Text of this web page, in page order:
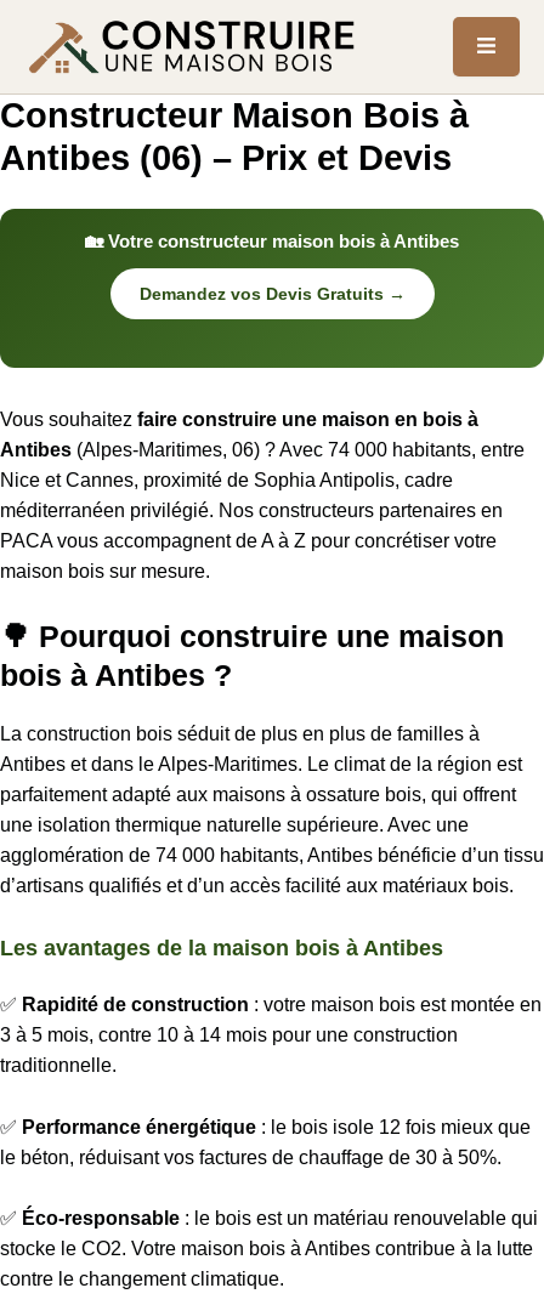
Constructeur Maison Bois à
Antibes (06) – Prix et Devis
🏡 Votre constructeur maison bois à Antibes
Demandez vos Devis Gratuits →
Vous souhaitez faire construire une maison en bois à
Antibes (Alpes-Maritimes, 06) ? Avec 74 000 habitants, entre
Nice et Cannes, proximité de Sophia Antipolis, cadre
méditerranéen privilégié. Nos constructeurs partenaires en
PACA vous accompagnent de A à Z pour concrétiser votre
maison bois sur mesure.
🌳 Pourquoi construire une maison
bois à Antibes ?
La construction bois séduit de plus en plus de familles à
Antibes et dans le Alpes-Maritimes. Le climat de la région est
parfaitement adapté aux maisons à ossature bois, qui offrent
une isolation thermique naturelle supérieure. Avec une
agglomération de 74 000 habitants, Antibes bénéficie d’un tissu
d’artisans qualifiés et d’un accès facilité aux matériaux bois.
Les avantages de la maison bois à Antibes
✅ Rapidité de construction : votre maison bois est montée en
3 à 5 mois, contre 10 à 14 mois pour une construction
traditionnelle.
✅ Performance énergétique : le bois isole 12 fois mieux que
le béton, réduisant vos factures de chauffage de 30 à 50%.
✅ Éco-responsable : le bois est un matériau renouvelable qui
stocke le CO2. Votre maison bois à Antibes contribue à la lutte
contre le changement climatique.